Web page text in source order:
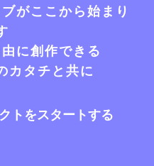
がここから始まり
に創作できる
カタチと共に
トをスタートする